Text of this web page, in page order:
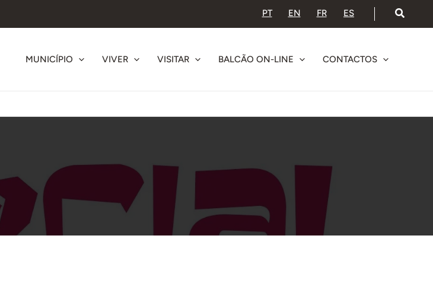
PT EN FR ES
MUNICÍPIO VIVER VISITAR BALCÃO ON-LINE CONTACTOS